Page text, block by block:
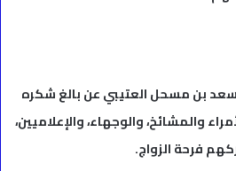
سعد بن مسحل العتيبي عن بالغ شكره
والمشائخ، والوجهاء، والإعلاميين،
فرحة الزواج.